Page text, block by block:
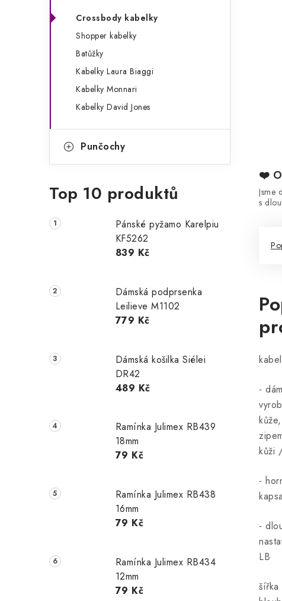
l
Crossbody kabelky
Shopper kabelky
Batůžky
Kabelky Laura Biaggi
Kabelky Monnari
Kabelky David Jones
Punčochy
Top 10 produktů
Pánské pyžamo Karelpiu
KF5262
839 Kč
Dámská podprsenka
Leilieve M1102
779 Kč
Dámská košilka Siélei
DR42
489 Kč
Ramínka Julimex RB439
18mm
79 Kč
Ramínka Julimex RB438
16mm
79 Kč
Ramínka Julimex RB434
12mm
79 Kč
❤️
Jsme
s
-
kůži
-
-
LB
šířka